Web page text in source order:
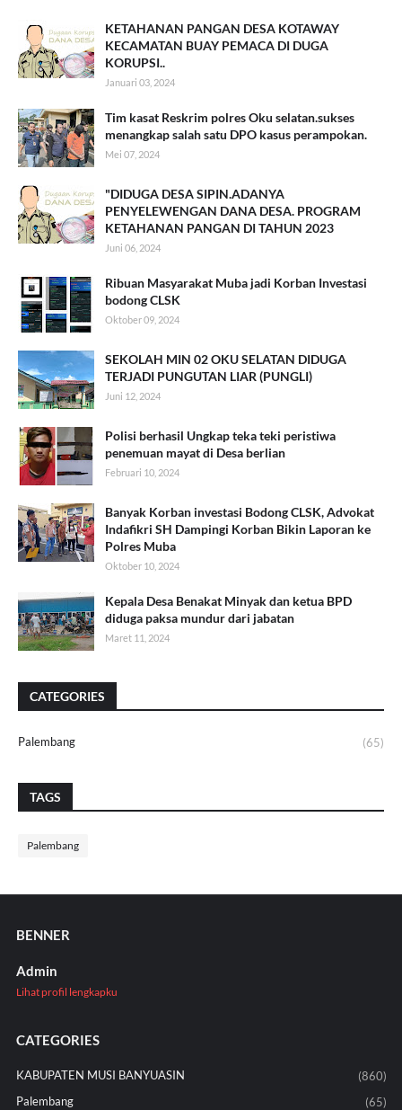
KETAHANAN PANGAN DESA KOTAWAY
KECAMATAN BUAY PEMACA DI DUGA
KORUPSI..
Januari 03, 2024
Tim kasat Reskrim polres Oku selatan.sukses
menangkap salah satu DPO kasus perampokan.
Mei 07, 2024
"DIDUGA DESA SIPIN.ADANYA
PENYELEWENGAN DANA DESA. PROGRAM
KETAHANAN PANGAN DI TAHUN 2023
Juni 06, 2024
Ribuan Masyarakat Muba jadi Korban Investasi
bodong CLSK
Oktober 09, 2024
SEKOLAH MIN 02 OKU SELATAN DIDUGA
TERJADI PUNGUTAN LIAR (PUNGLI)
Juni 12, 2024
Polisi berhasil Ungkap teka teki peristiwa
penemuan mayat di Desa berlian
Februari 10, 2024
Banyak Korban investasi Bodong CLSK, Advokat
Indafikri SH Dampingi Korban Bikin Laporan ke
Polres Muba
Oktober 10, 2024
Kepala Desa Benakat Minyak dan ketua BPD
diduga paksa mundur dari jabatan
Maret 11, 2024
CATEGORIES
Palembang (65)
TAGS
Palembang
BENNER
Admin
Lihat profil lengkapku
CATEGORIES
KABUPATEN MUSI BANYUASIN
(860)
Palembang
(65)